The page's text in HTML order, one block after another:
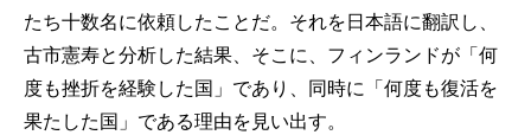
たち十数名に依頼したことだ。それを日本語に翻訳し、
古市憲寿と分析した結果、そこに、フィンランドが「何
度も挫折を経験した国」であり、同時に「何度も復活を
果たした国」である理由を見い出す。